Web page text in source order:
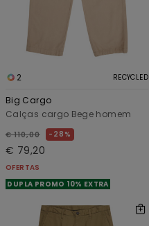
2 RECYCLED
Big Cargo
Calças cargo Bege homem
€ 110,00 28%
€ 79,20
OFERTAS
DUPLA PROMO 10% EXTRA